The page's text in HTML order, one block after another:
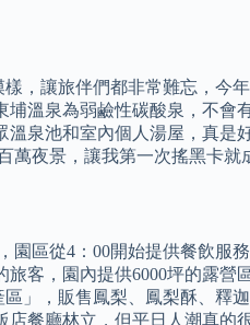
，讓旅伴們都非常難忘，今
溫泉為弱鹼性碳酸泉，不會
泉池和室內個人湯屋，真
夜景，讓我第一次搖黑卡就
區從4：00開始提供餐飲服
客，園內提供6000坪的露
」，販售鳳梨、鳳梨酥、釋
餐廳林立，但平日人潮真的